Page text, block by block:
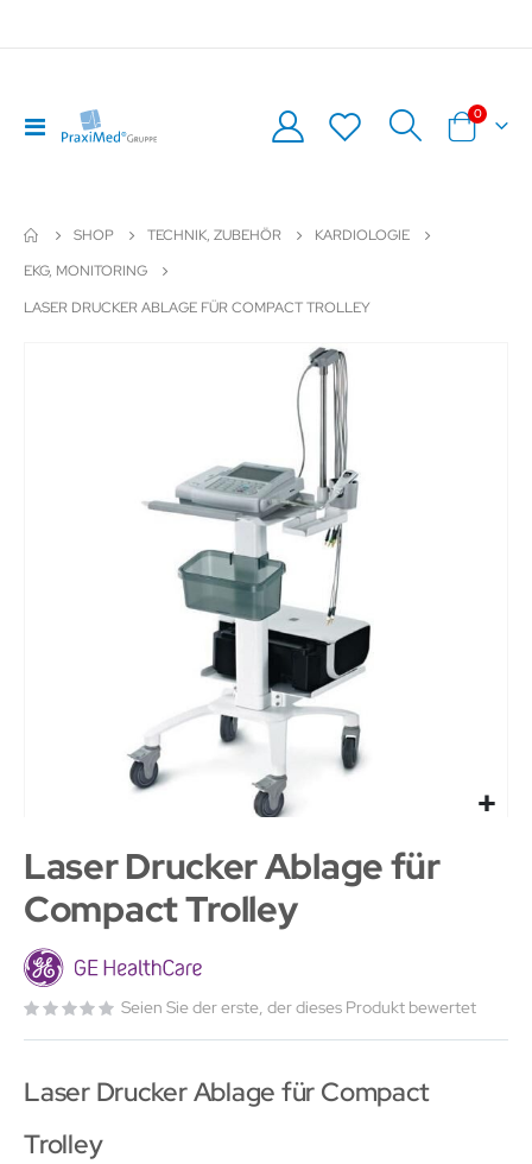
Navigation
umschalten
Warenkorb
0Artikel
SHOP TECHNIK, ZUBEHÖR
KARDIOLOGIE
EKG, MONITORING
LASER DRUCKER ABLAGE FÜR COMPACT TROLLEY
Laser Drucker Ablage für
Compact Trolley
Seien Sie der erste, der dieses Produkt bewertet
Laser Drucker Ablage für Compact
Trolley